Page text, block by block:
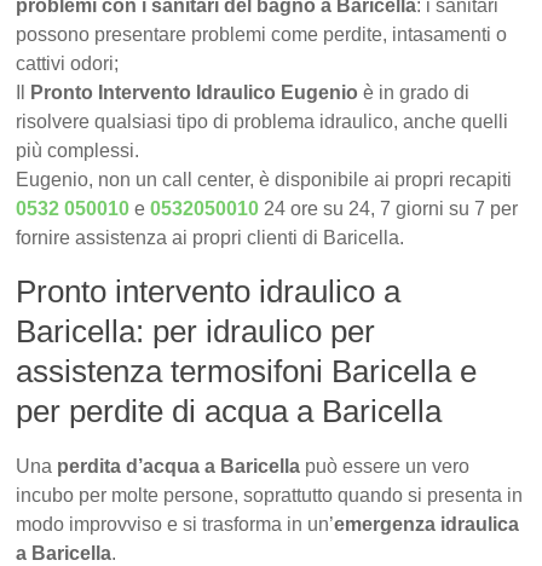
problemi con i sanitari del bagno a Baricella: i sanitari
possono presentare problemi come perdite, intasamenti o
cattivi odori;
Pronto Intervento Idraulico Eugenio è in grado di
risolvere qualsiasi tipo di problema idraulico, anche quelli
più complessi.
Eugenio, non un call center, è disponibile ai propri recapiti
0532 050010 e0532050010 24 ore su 24, 7 giorni su 7 per
fornire assistenza ai propri clienti di Baricella.
Pronto intervento idraulico a
Baricella: per idraulico per
assistenza termosifoni Baricella e
per perdite di acqua a Baricella
Una perdita d’acqua a Baricella può essere un vero
incubo per molte persone, soprattutto quando si presenta in
modo improvviso e si trasforma in un’emergenza idraulica
a Baricella.